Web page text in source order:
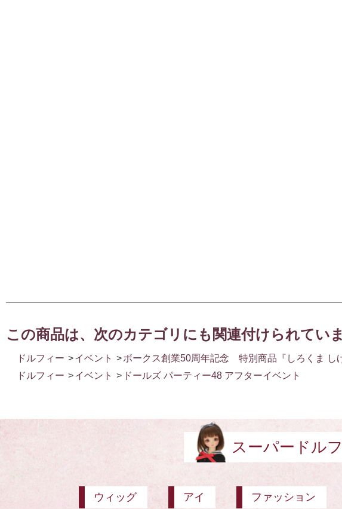
この商品は、次のカテゴリにも関連付けられていま
ドルフィー >イベント >ボークス創業50周年記念 特別商品『しろくま し
ドルフィー >イベント > ドールズ パーティー48 アフターイベント
スーパードル
ウィッグ アイ ファッション